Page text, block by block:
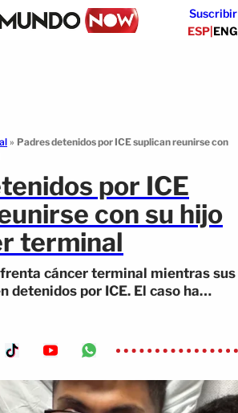
Suscribir
ESP|ENG
» Padres detenidos por ICE suplican reunirse con
por ICE
con su hijo
terminal
cáncer terminal mientras sus
detenidos por ICE. El caso ha